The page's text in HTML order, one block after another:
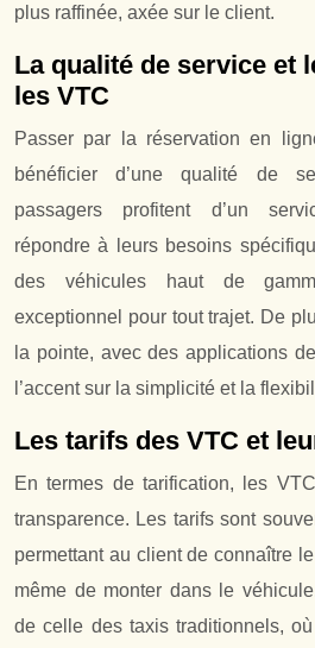
plus raffinée, axée sur le client.
La qualité de service et
les VTC
Passer par la réservation en
bénéficier d’une qualité de
passagers profitent d’un
répondre à leurs besoins
des véhicules haut de
exceptionnel pour tout trajet. De
la pointe, avec des applications
l’accent sur la simplicité et la
Les tarifs des VTC et
En termes de tarification, les
transparence. Les tarifs sont
permettant au client de connaître
même de monter dans le
de celle des taxis traditionnels,